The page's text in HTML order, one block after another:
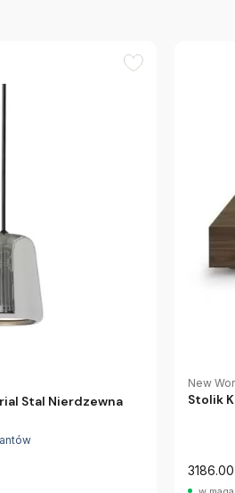
Stal Nierdzewna
New
Stolik
3186.00